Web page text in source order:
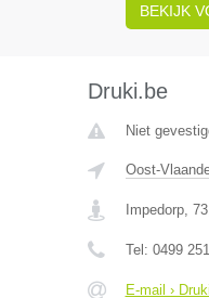
BEKIJK
Druki.be
Niet
Oost-
Impedorp, 73
Tel: 0499
E-mail ›